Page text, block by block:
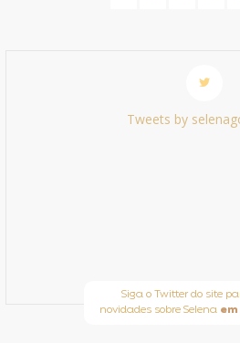
Tweets by
Siga o Twitter do site
novidades sobre Selena